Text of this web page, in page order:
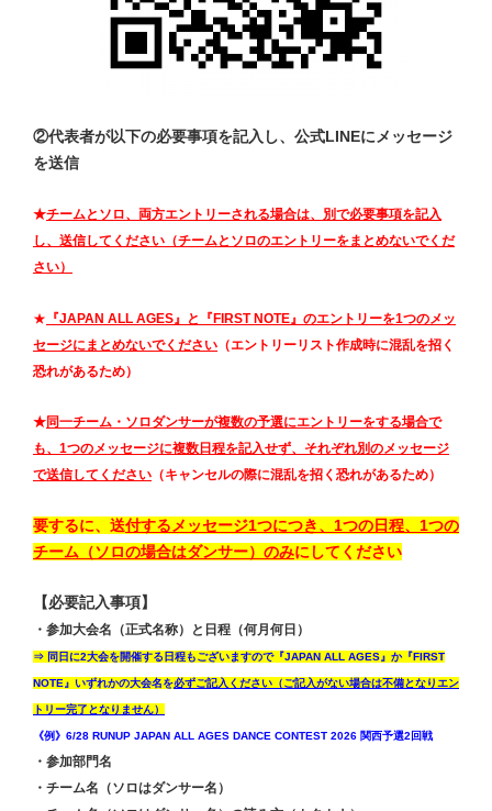
②代表者が以下の必要事項を記入し、公式LINEにメッセージ
を送信
★チームとソロ、両方エントリーされる場合は、別で必要事項を記入
し、送信してください（チームとソロのエントリーをまとめないでくだ
さい）
★ 『JAPAN ALL AGES』と『FIRST NOTE』のエントリーを1つのメッ
セージにまとめないでください （エントリーリスト作成時に混乱を招く
恐れがあるため）
★同一チーム・ソロダンサーが複数の予選にエントリーをする場合で
も、1つのメッセージに複数日程を記入せず、それぞれ別のメッセージ
で送信してください （キャンセルの際に混乱を招く恐れがあるため）
要するに、送付するメッセージ1つにつき、1つの日程、1つの
チーム（ソロの場合はダンサー）のみにしてください
【必要記入事項】
・参加大会名（正式名称）と日程（何月何日）
⇒ 同日に2大会を開催する日程もございますので『JAPAN ALL AGES』か『FIRST
NOTE』いずれかの大会名を必ずご記入ください（ご記入がない場合は不備となりエン
トリー完了となりません）
《例》6/28 RUNUP JAPAN ALL AGES DANCE CONTEST 2026 関西予選2回戦
・参加部門名
・チーム名（ソロはダンサー名）